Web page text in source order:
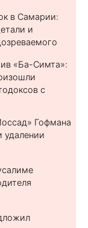
в Самарии:
и
«Ба-Симта»:
с
Гофмана
удалении